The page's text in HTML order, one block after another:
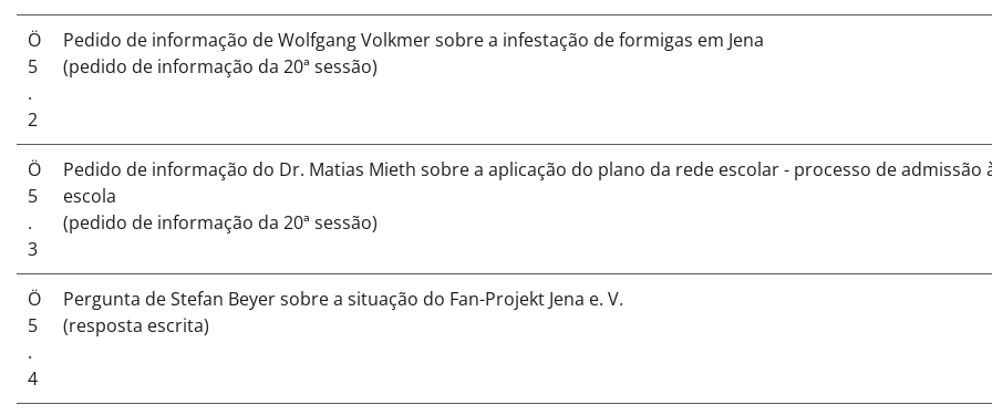
Ö
5
.
2
Pedido de informação de Wolfgang Volkmer sobre a infestação de formigas em Jena
(pedido de informação da 20ª sessão)
Ö
5
.
3
Pedido de informação do Dr. Matias Mieth sobre a aplicação do plano da rede escolar - processo de admissão
escola
(pedido de informação da 20ª sessão)
Ö
5
.
4
Pergunta de Stefan Beyer sobre a situação do Fan-Projekt Jena e. V.
(resposta escrita)